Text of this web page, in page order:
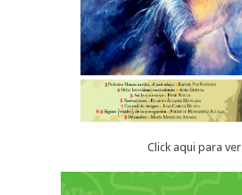
Click aqui para ver